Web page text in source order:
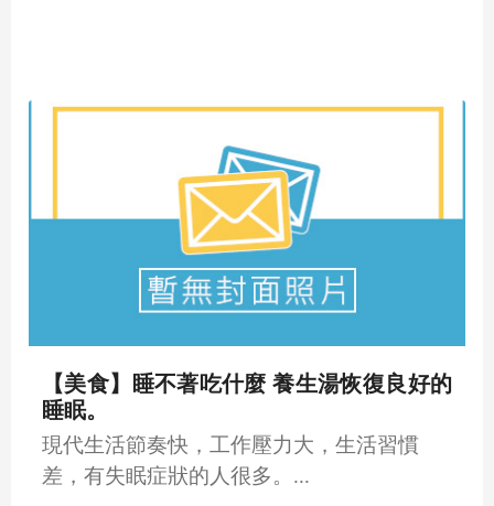
【美食】睡不著吃什麼 養生湯恢復良好的
睡眠。
現代生活節奏快，工作壓力大，生活習慣
差，有失眠症狀的人很多。...